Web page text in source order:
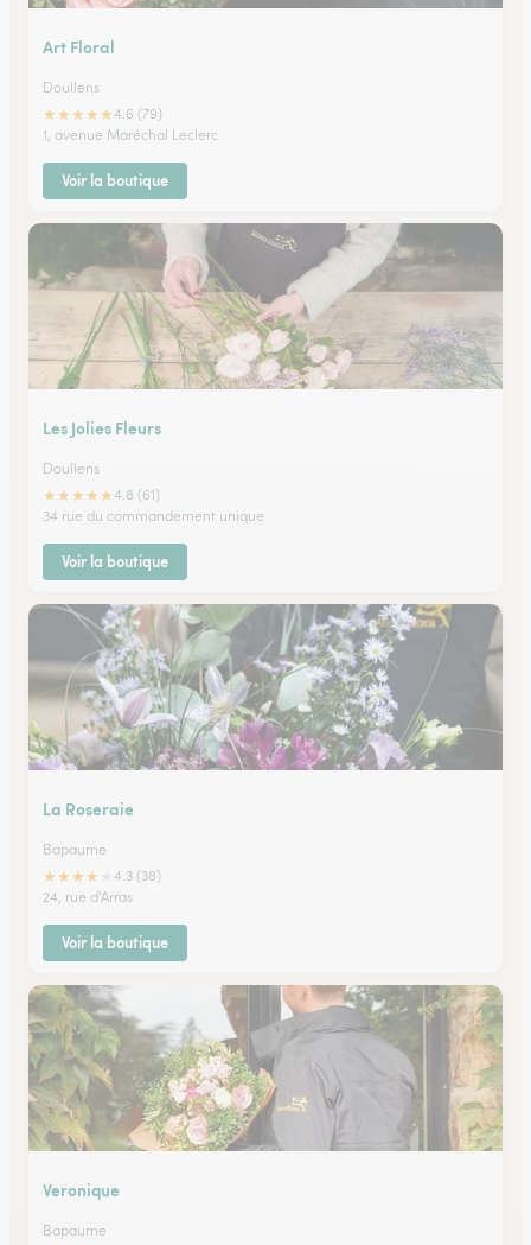
Art Floral
Doullens
★★★★★4.6 (79)
1, avenue Maréchal Leclerc
Voir la boutique
Les Jolies Fleurs
Doullens
★★★★★4.8 (61)
34 rue du commandement unique
Voir la boutique
La Roseraie
Bapaume
★★★★
4.3 (38)
24, rue d'Arras
Voir la boutique
Veronique
Bapaume